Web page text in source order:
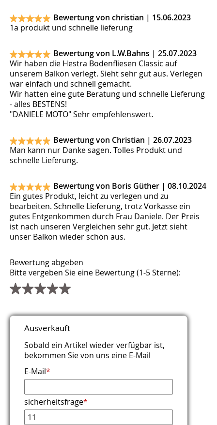
Bewertung von christian | 15.06.2023
1a produkt und schnelle lieferung
Bewertung von L.W.Bahns | 25.07.2023
Wir haben die Hestra Bodenfliesen Classic auf
unserem Balkon verlegt. Sieht sehr gut aus. Verlegen
war einfach und schnell gemacht.
Wir hatten eine gute Beratung und schnelle Lieferung
- alles BESTENS!
"DANIELE MOTO" Sehr empfehlenswert.
Bewertung von Christian | 26.07.2023
Man kann nur Danke sagen. Tolles Produkt und
schnelle Lieferung.
Bewertung von Boris Güther | 08.10.2024
Ein gutes Produkt, leicht zu verlegen und zu
bearbeiten. Schnelle Lieferung, trotz Vorkasse ein
gutes Entgenkommen durch Frau Daniele. Der Preis
ist nach unseren Vergleichen sehr gut. Jetzt sieht
unser Balkon wieder schön aus.
Bewertung abgeben
Bitte vergeben Sie eine Bewertung (1-5 Sterne):
Ausverkauft
Sobald ein Artikel wieder verfügbar ist,
bekommen Sie von uns eine E-Mail
E-Mail*
sicherheitsfrage*